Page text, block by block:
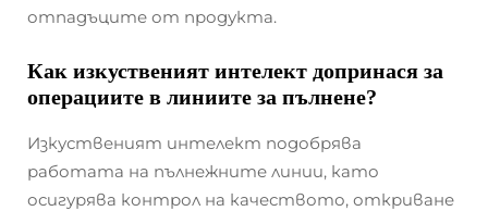
отпадъците от продукта.
Как изкуственият интелект допринася за
операциите в линиите за пълнене?
Изкуственият интелект подобрява
работата на пълнежните линии, като
осигурява контрол на качеството, откриване